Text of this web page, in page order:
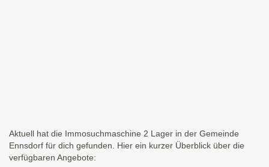
Aktuell hat die Immosuchmaschine 2 Lager in der Gemeinde
Ennsdorf für dich gefunden. Hier ein kurzer Überblick über die
verfügbaren Angebote: